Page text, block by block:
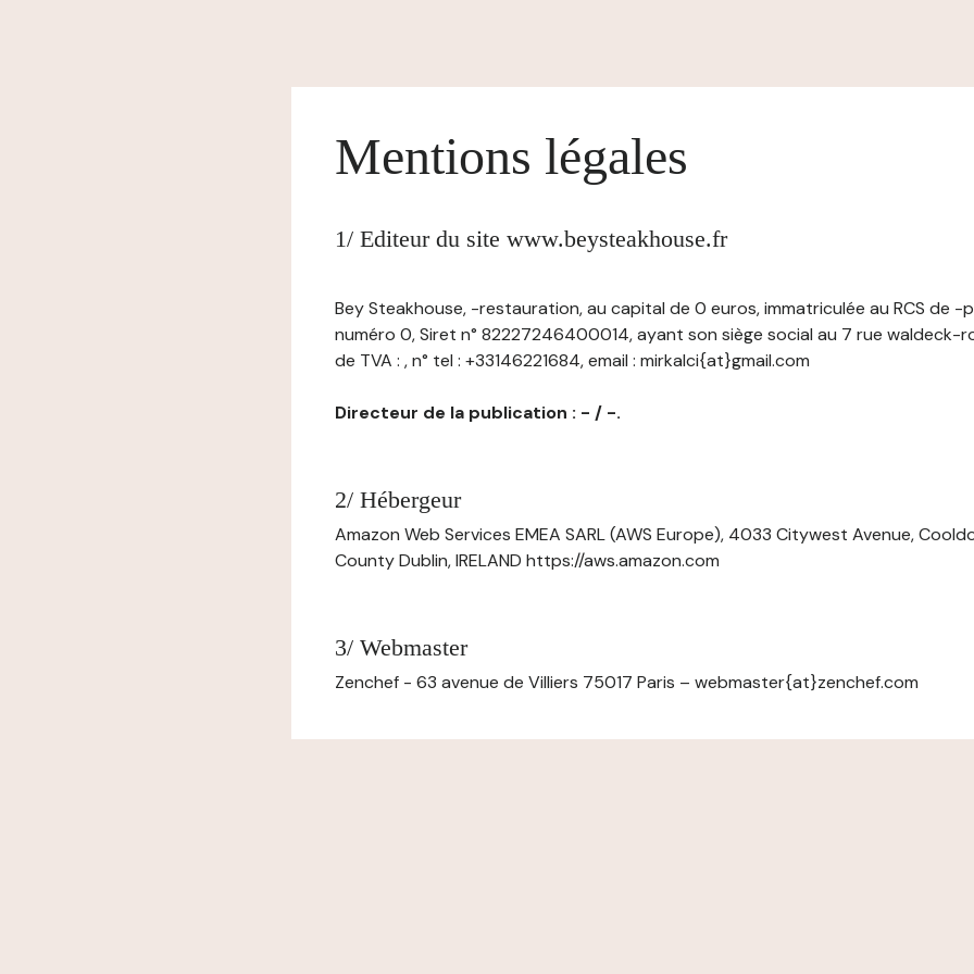
Mentions légales
1/ Editeur du site www.beysteakhouse.fr
Bey Steakhouse, -restauration, au capital de 0 euros, immatriculée au RCS de -
numéro 0, Siret n° 82227246400014, ayant son siège social au 7 rue waldeck-
de TVA : , n° tel : +33146221684, email : mirkalci{at}gmail.com
Directeur de la publication : - / -.
2/ Hébergeur
Amazon Web Services EMEA SARL (AWS Europe), 4033 Citywest Avenue,
County Dublin, IRELAND https://aws.amazon.com
3/ Webmaster
Zenchef - 63 avenue de Villiers 75017 Paris – webmaster{at}zenchef.com